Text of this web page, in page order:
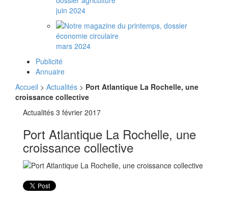
juin 2024
mars 2024
Publicité
Annuaire
Accueil > Actualités > Port Atlantique La Rochelle, une
croissance collective
Actualités 3 février 2017
Port Atlantique La Rochelle, une
croissance collective